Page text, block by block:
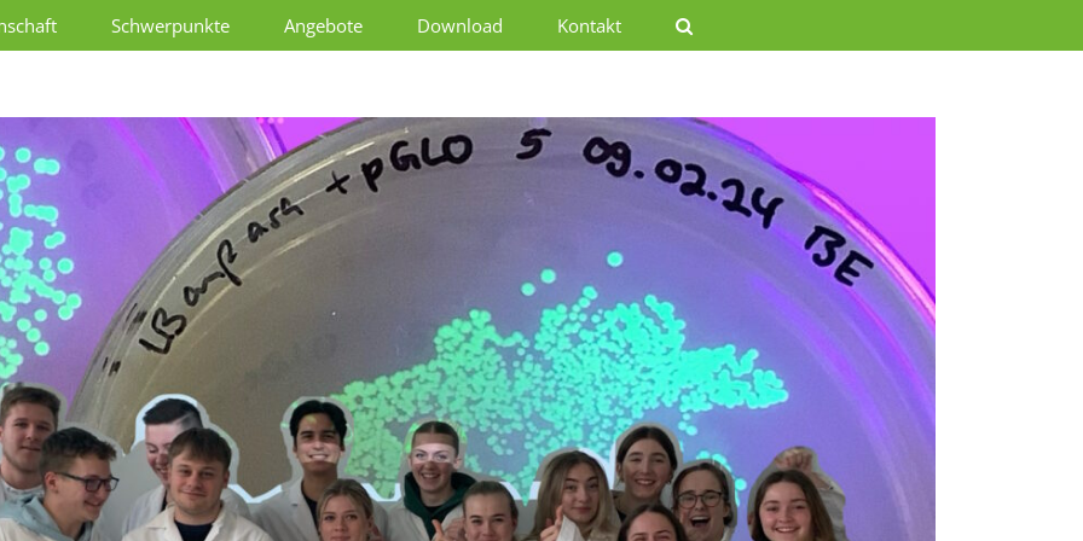
Schwerpunkte Angebote Download Kontakt